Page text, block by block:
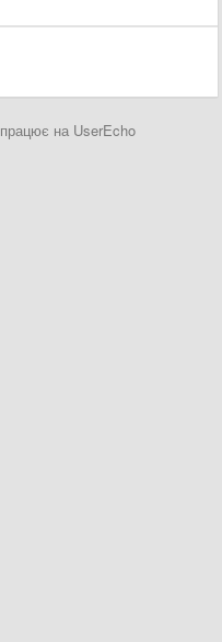
працює на UserEcho